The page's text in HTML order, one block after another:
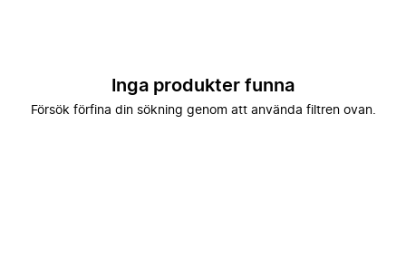
Inga produkter funna
Försök förfina din sökning genom att använda filtren ovan.